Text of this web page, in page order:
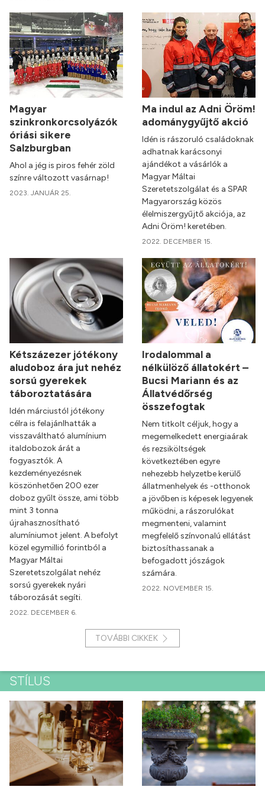
Magyar
szinkronkorcsolyázók
óriási sikere
Salzburgban
Ahol a jég is piros fehér zöld
színre változott vasárnap!
2023. JANUÁR 25.
Ma indul az Adni Öröm!
adománygyűjtő akció
Idén is rászoruló családoknak
adhatnak karácsonyi
ajándékot a vásárlók a
Magyar Máltai
Szeretetszolgálat és a SPAR
Magyarország közös
élelmiszergyűjtő akciója, az
Adni Öröm! keretében.
2022. DECEMBER 15.
Kétszázezer jótékony
aludoboz ára jut nehéz
sorsú gyerekek
táboroztatására
Idén márciustól jótékony
célra is felajánlhatták a
visszaváltható alumínium
italdobozok árát a
fogyasztók. A
kezdeményezésnek
köszönhetően 200 ezer
doboz gyűlt össze, ami több
mint 3 tonna
újrahasznosítható
alumíniumot jelent. A befolyt
közel egymillió forintból a
Magyar Máltai
Szeretetszolgálat nehéz
sorsú gyerekek nyári
táborozását segíti.
2022. DECEMBER 6.
Irodalommal a
nélkülöző állatokért –
Bucsi Mariann és az
Állatvédőrség
összefogtak
Nem titkolt céljuk, hogy a
megemelkedett energiaárak
és rezsiköltségek
következtében egyre
nehezebb helyzetbe kerülő
állatmenhelyek és -otthonok
a jövőben is képesek legyenek
működni, a rászorulókat
megmenteni, valamint
megfelelő színvonalú ellátást
biztosíthassanak a
befogadott jószágok
számára.
2022. NOVEMBER 15.
TOVÁBBI CIKKEK
STÍLUS